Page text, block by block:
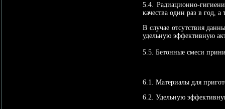
5.4. Радиационно-
качества один раз в год,
В случае отсутствия
удельную эффективную
5.5. Бетонные смеси
6.1. Материалы для
6.2. Удельную